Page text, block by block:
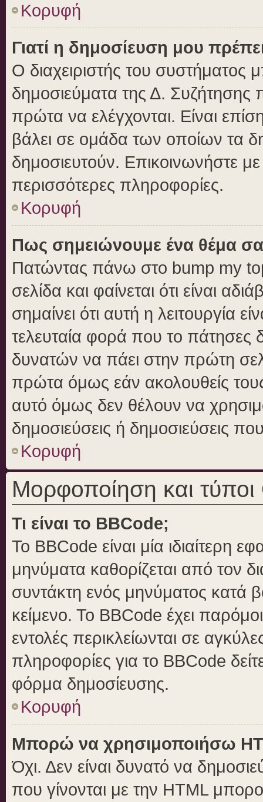
Κορυφή
Γιατί η δημοσίευση μου
Ο διαχειριστής του συστήματος
δημοσιεύματα της Δ. Συζήτησης
πρώτα να ελέγχονται. Είναι
βάλει σε ομάδα των οποίων τα
δημοσιευτούν. Επικοινωνήστε
περισσότερες πληροφορίες.
Κορυφή
Πως σημειώνουμε ένα θέμα
Πατώντας πάνω στο bump my
σελίδα και φαίνεται ότι είναι
σημαίνει ότι αυτή η λειτουργία
τελευταία φορά που το πάτησες
δυνατών να πάει στην πρώτη
πρώτα όμως εάν ακολουθείς
αυτό όμως δεν θέλουν να
δημοσιεύσεις ή δημοσιεύσεις
Κορυφή
Μορφοποίηση και
Τι είναι το BBCode;
Το BBCode είναι μία ιδιαίτερη
μηνύματα καθορίζεται από τον
συντάκτη ενός μηνύματος κατά
κείμενο. Το BBCode έχει
εντολές περικλείωνται σε
πληροφορίες για το BBCode
φόρμα δημοσίευσης.
Κορυφή
Μπορώ να χρησιμοποιήσω
Όχι. Δεν είναι δυνατό να
που γίνονται με την HTML